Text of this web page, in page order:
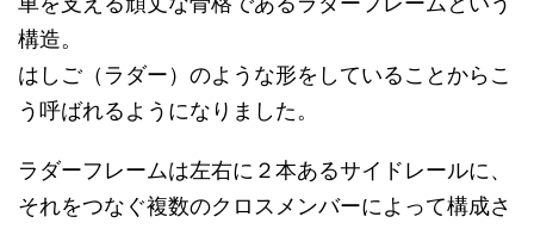
構造。
はしご（ラダー）のような形をしていることからこ
う呼ばれるようになりました。
ラダーフレームは左右に２本あるサイドレールに、
それをつなぐ複数のクロスメンバーによって構成さ